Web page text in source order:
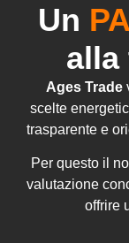
Un
alla
Ages Trade
scelte
trasparente e
Per questo il
valutazione
offrire